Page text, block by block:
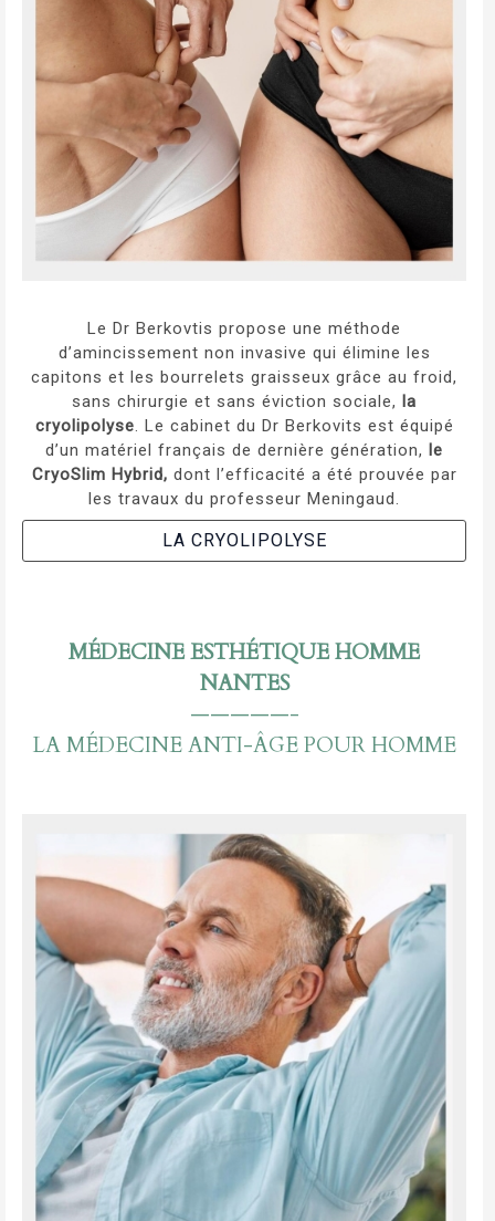
Le Dr Berkovtis propose une méthode
d’amincissement non invasive qui élimine les
capitons et les bourrelets graisseux grâce au froid,
sans chirurgie et sans éviction sociale,
la
cryolipolyse. Le cabinet du Dr Berkovits est équipé
d’un matériel français de dernière génération,
le
CryoSlim Hybrid, dont l’efficacité a été prouvée par
les travaux du professeur Meningaud.
LA CRYOLIPOLYSE
MÉDECINE ESTHÉTIQUE HOMME
NANTES
—————-
LA MÉDECINE ANTI-ÂGE POUR HOMME